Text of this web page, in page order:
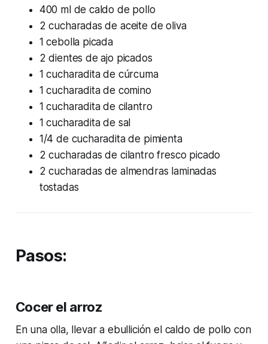
400 ml de caldo de pollo
2 cucharadas de aceite de oliva
1 cebolla picada
2 dientes de ajo picados
1 cucharadita de cúrcuma
1 cucharadita de comino
1 cucharadita de cilantro
1 cucharadita de sal
1/4 de cucharadita de pimienta
2 cucharadas de cilantro fresco picado
2 cucharadas de almendras laminadas
tostadas
Pasos:
Cocer el arroz
En una olla, llevar a ebullición el caldo de pollo con